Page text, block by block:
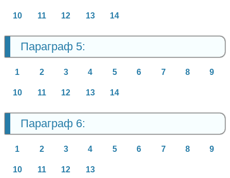
10 11 12 13 14
Параграф 5:
1 2 3 4 5 6 7 8 9
10 11 12 13 14
Параграф 6:
1 2 3 4 5 6 7 8 9
10 11 12 13